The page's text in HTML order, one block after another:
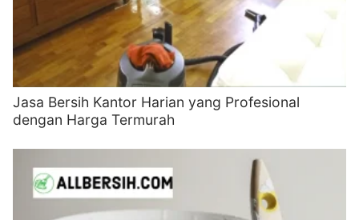
Jasa Bersih Kantor Harian yang Profesional
dengan Harga Termurah